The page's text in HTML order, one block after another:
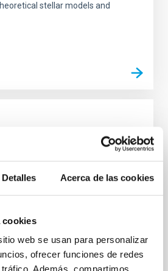
Detalles Acerca de las cookies
cookies
web se usan para personalizar
ofrecer funciones de redes
stellar models and
Giant Branch Hosts KOI-
Detailed
and Consolidated
playing an increasingly
characterization of red giant
planetary systems. Here, we